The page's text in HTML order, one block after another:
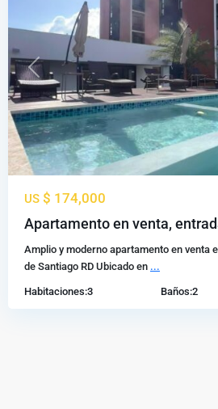
Previous
US $ 174,000
Apartamento en venta,
Amplio y moderno apartamento en venta
de Santiago RD Ubicado en ...
Habitaciones:3 Baños:2